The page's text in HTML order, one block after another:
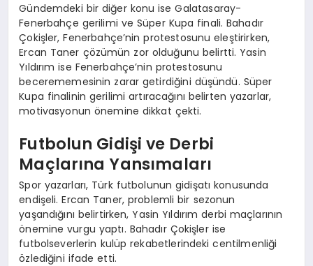
Gündemdeki bir diğer konu ise Galatasaray-
Fenerbahçe gerilimi ve Süper Kupa finali. Bahadır
Çokişler, Fenerbahçe’nin protestosunu eleştirirken,
Ercan Taner çözümün zor olduğunu belirtti. Yasin
Yıldırım ise Fenerbahçe’nin protestosunu
becerememesinin zarar getirdiğini düşündü. Süper
Kupa finalinin gerilimi artıracağını belirten yazarlar,
motivasyonun önemine dikkat çekti.
Futbolun Gidişi ve Derbi
Maçlarına Yansımaları
Spor yazarları, Türk futbolunun gidişatı konusunda
endişeli. Ercan Taner, problemli bir sezonun
yaşandığını belirtirken, Yasin Yıldırım derbi maçlarının
önemine vurgu yaptı. Bahadır Çokişler ise
futbolseverlerin kulüp rekabetlerindeki centilmenliği
özlediğini ifade etti.